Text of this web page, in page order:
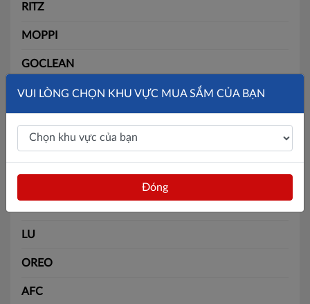
RITZ
MOPPI
GOCLEAN
QMAX
BATOS TISSUE
ANTABAX
LU
OREO
AFC
VUI LÒNG CHỌN KHU VỰC MUA SẮM CỦA BẠN
Đóng